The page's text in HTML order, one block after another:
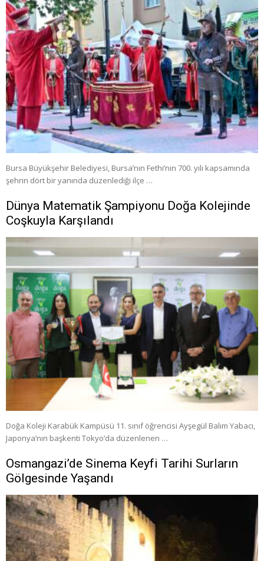
Bursa Büyükşehir Belediyesi, Bursa’nın Fethi’nin 700. yılı kapsamında
şehrin dört bir yanında düzenlediği ilçe …
Dünya Matematik Şampiyonu Doğa Kolejinde
Coşkuyla Karşılandı
Doğa Koleji Karabük Kampüsü 11. sınıf öğrencisi Ayşegül Balım Yabacı,
Japonya’nın başkenti Tokyo’da düzenlenen …
Osmangazi’de Sinema Keyfi Tarihi Surların
Gölgesinde Yaşandı